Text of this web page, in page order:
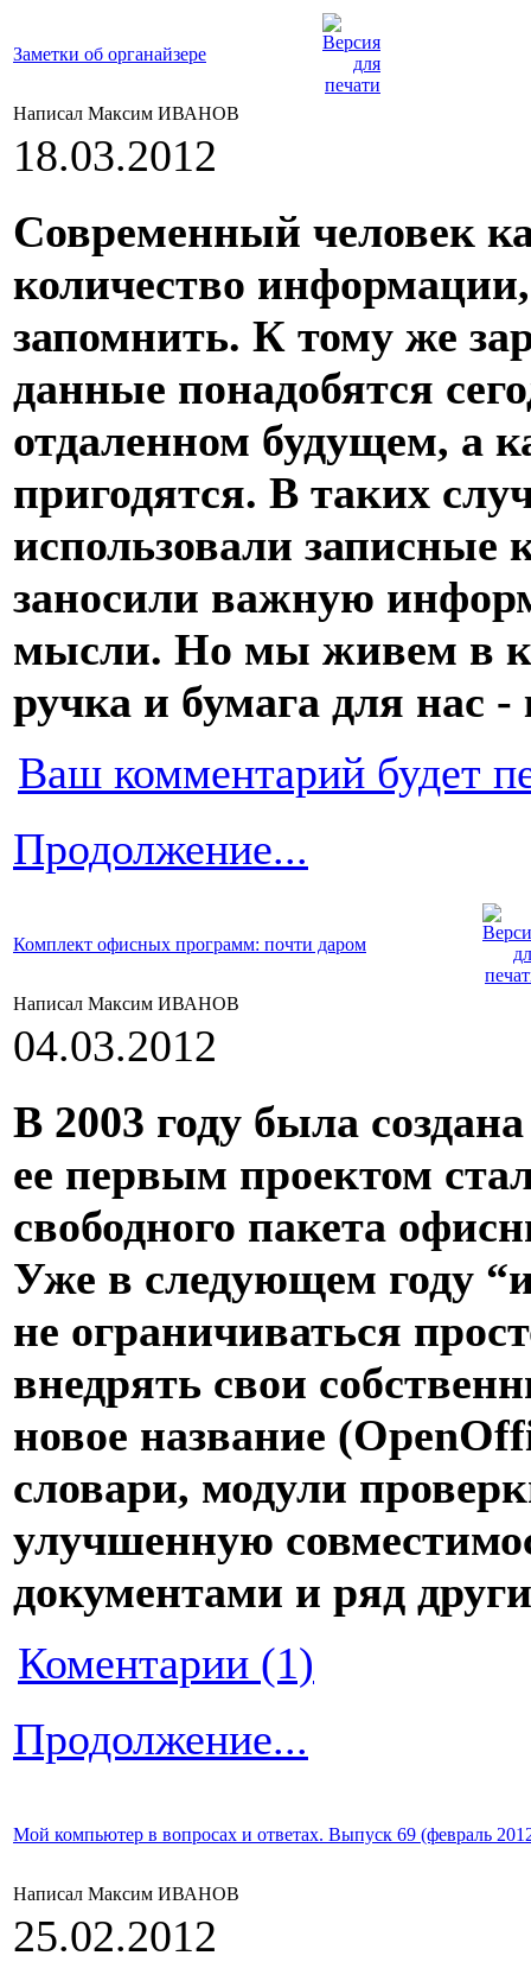
Заметки об органайзере
Написал Максим ИВАНОВ
18.03.2012
Современный человек
количество
запомнить. К тому же
данные понадобятся
отдаленном будущем, а
пригодятся. В таких
использовали записные
заносили важную
мысли. Но мы живем в
ручка и бумага для нас
Ваш комментарий будет
Продолжение...
Комплект офисных программ: почти даром
Написал Максим ИВАНОВ
04.03.2012
В 2003 году была
ее первым проектом
свободного пакета
Уже в следующем году
не ограничиваться
внедрять свои
новое название
словари, модули
улучшенную
документами и ряд
Коментарии (1)
Продолжение...
Мой компьютер в вопросах и ответах. Выпуск 69 (февраль
Написал Максим ИВАНОВ
25.02.2012